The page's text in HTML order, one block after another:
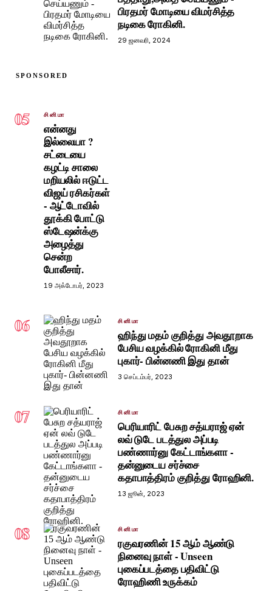
பிரதமர் மோடியை விமர்சித்த
நடிகை ரோகினி.
29 ஜனவரி, 2024
SPONSORED
05 சினிமா
என்னது
இல்லையா ?
சட்டையை
கழட்டி சாலை
மறியலில் ஈடுட்ட
விஜய் ரசிகர்கள்
- ஆட்டோவில்
தூக்கி போட்டு
ஸ்டேஷன்க்கு
அழைத்து
சென்ற
போலீசார்.
19 அக்டோபர், 2023
06 சினிமா
ஹிந்து மதம் குறித்து அவதூறாக
பேசிய வழக்கில் ரோகினி மீது
புகார்- பின்னணி இது தான்
3 செப்டம்பர், 2023
07 சினிமா
பெரியாரிட் பேசுற சத்யராஜ் ஏன்
லவ் டுடே படத்துல அப்படி
பண்ணார்னு கேட்டாங்களா -
தன்னுடைய சர்ச்சை
கதாபாத்திரம் குறித்து ரோஹினி.
13 ஜூன், 2023
08 சினிமா
ரகுவரணின் 15 ஆம் ஆண்டு
நினைவு நாள் - Unseen
புகைப்படத்தை பதிவிட்டு
ரோஹிணி உருக்கம்